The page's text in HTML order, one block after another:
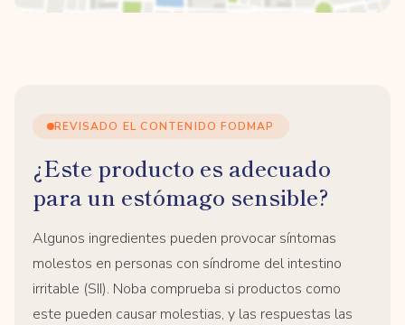
REVISADO EL CONTENIDO FODMAP
¿Este producto es adecuado
para un estómago sensible?
Algunos ingredientes pueden provocar síntomas
molestos en personas con síndrome del intestino
irritable (SII). Noba comprueba si productos como
este pueden causar molestias, y las respuestas las